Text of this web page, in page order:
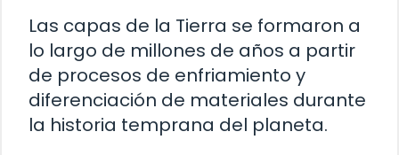
Las capas de la Tierra se formaron a
lo largo de millones de años a partir
de procesos de enfriamiento y
diferenciación de materiales durante
la historia temprana del planeta.